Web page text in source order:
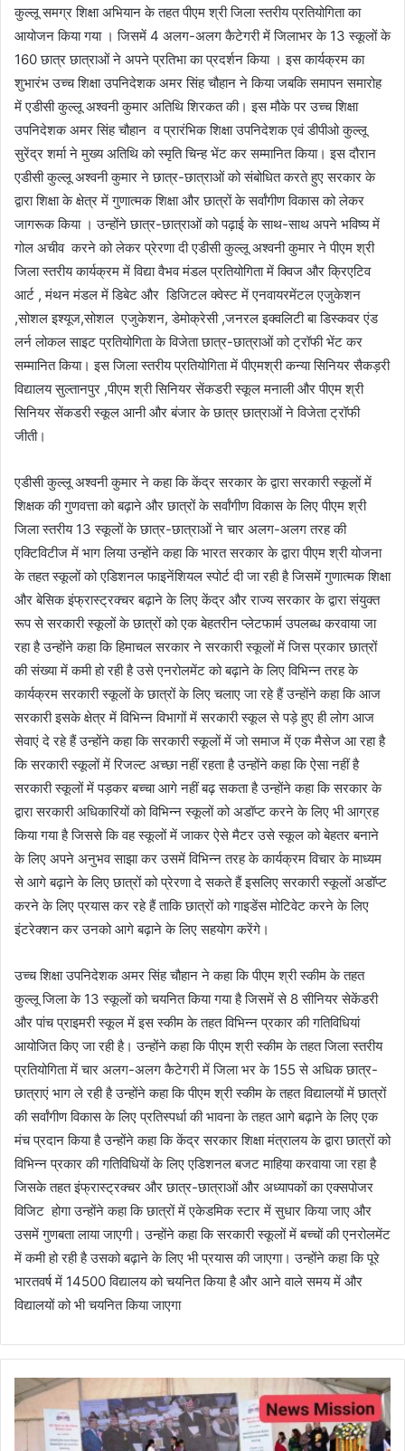
कुल्लू समग्र शिक्षा अभियान के तहत पीएम श्री जिला स्तरीय प्रतियोगिता का
आयोजन किया गया । जिसमें 4 अलग-अलग कैटेगरी में जिलाभर के 13 स्कूलों के
160 छात्र छात्राओं ने अपने प्रतिभा का प्रदर्शन किया । इस कार्यक्रम का
शुभारंभ उच्च शिक्षा उपनिदेशक अमर सिंह चौहान ने किया जबकि समापन समारोह
में एडीसी कुल्लू अश्वनी कुमार अतिथि शिरकत की। इस मौके पर उच्च शिक्षा
उपनिदेशक अमर सिंह चौहान व प्रारंभिक शिक्षा उपनिदेशक एवं डीपीओ कुल्लू
सुरेंद्र शर्मा ने मुख्य अतिथि को स्मृति चिन्ह भेंट कर सम्मानित किया। इस दौरान
एडीसी कुल्लू अश्वनी कुमार ने छात्र-छात्राओं को संबोधित करते हुए सरकार के
द्वारा शिक्षा के क्षेत्र में गुणात्मक शिक्षा और छात्रों के सर्वांगीण विकास को लेकर
जागरूक किया । उन्होंने छात्र-छात्राओं को पढ़ाई के साथ-साथ अपने भविष्य में
गोल अचीव करने को लेकर प्रेरणा दी एडीसी कुल्लू अश्वनी कुमार ने पीएम श्री
जिला स्तरीय कार्यक्रम में विद्या वैभव मंडल प्रतियोगिता में क्विज और क्रिएटिव
आर्ट , मंथन मंडल में डिबेट और डिजिटल क्वेस्ट में एनवायरमेंटल एजुकेशन
,सोशल इश्यूज,सोशल एजुकेशन, डेमोक्रेसी ,जनरल इक्वलिटी बा डिस्कवर एंड
लर्न लोकल साइट प्रतियोगिता के विजेता छात्र-छात्राओं को ट्रॉफी भेंट कर
सम्मानित किया। इस जिला स्तरीय प्रतियोगिता में पीएमश्री कन्या सिनियर सैकड़री
विद्यालय सुल्तानपुर ,पीएम श्री सिनियर सेंकडरी स्कूल मनाली और पीएम श्री
सिनियर सेंकडरी स्कूल आनी और बंजार के छात्र छात्राओं ने विजेता ट्रॉफी
जीती।
एडीसी कुल्लू अश्वनी कुमार ने कहा कि केंद्र सरकार के द्वारा सरकारी स्कूलों में
शिक्षक की गुणवत्ता को बढ़ाने और छात्रों के सर्वांगीण विकास के लिए पीएम श्री
जिला स्तरीय 13 स्कूलों के छात्र-छात्राओं ने चार अलग-अलग तरह की
एक्टिविटीज में भाग लिया उन्होंने कहा कि भारत सरकार के द्वारा पीएम श्री योजना
के तहत स्कूलों को एडिशनल फाइनेंशियल स्पोर्ट दी जा रही है जिसमें गुणात्मक शिक्षा
और बेसिक इंफ्रास्ट्रक्चर बढ़ाने के लिए केंद्र और राज्य सरकार के द्वारा संयुक्त
रूप से सरकारी स्कूलों के छात्रों को एक बेहतरीन प्लेटफार्म उपलब्ध करवाया जा
रहा है उन्होंने कहा कि हिमाचल सरकार ने सरकारी स्कूलों में जिस प्रकार छात्रों
की संख्या में कमी हो रही है उसे एनरोलमेंट को बढ़ाने के लिए विभिन्न तरह के
कार्यक्रम सरकारी स्कूलों के छात्रों के लिए चलाए जा रहे हैं उन्होंने कहा कि आज
सरकारी इसके क्षेत्र में विभिन्न विभागों में सरकारी स्कूल से पड़े हुए ही लोग आज
सेवाएं दे रहे हैं उन्होंने कहा कि सरकारी स्कूलों में जो समाज में एक मैसेज आ रहा है
कि सरकारी स्कूलों में रिजल्ट अच्छा नहीं रहता है उन्होंने कहा कि ऐसा नहीं है
सरकारी स्कूलों में पड़कर बच्चा आगे नहीं बढ़ सकता है उन्होंने कहा कि सरकार के
द्वारा सरकारी अधिकारियों को विभिन्न स्कूलों को अडॉप्ट करने के लिए भी आग्रह
किया गया है जिससे कि वह स्कूलों में जाकर ऐसे मैटर उसे स्कूल को बेहतर बनाने
के लिए अपने अनुभव साझा कर उसमें विभिन्न तरह के कार्यक्रम विचार के माध्यम
से आगे बढ़ाने के लिए छात्रों को प्रेरणा दे सकते हैं इसलिए सरकारी स्कूलों अडॉप्ट
करने के लिए प्रयास कर रहे हैं ताकि छात्रों को गाइडेंस मोटिवेट करने के लिए
इंटरेक्शन कर उनको आगे बढ़ाने के लिए सहयोग करेंगे।
उच्च शिक्षा उपनिदेशक अमर सिंह चौहान ने कहा कि पीएम श्री स्कीम के तहत
कुल्लू जिला के 13 स्कूलों को चयनित किया गया है जिसमें से 8 सीनियर सेकेंडरी
और पांच प्राइमरी स्कूल में इस स्कीम के तहत विभिन्न प्रकार की गतिविधियां
आयोजित किए जा रही है। उन्होंने कहा कि पीएम श्री स्कीम के तहत जिला स्तरीय
प्रतियोगिता में चार अलग-अलग कैटेगरी में जिला भर के 155 से अधिक छात्र-
छात्राएं भाग ले रही है उन्होंने कहा कि पीएम श्री स्कीम के तहत विद्यालयों में छात्रों
की सर्वांगीण विकास के लिए प्रतिस्पर्धा की भावना के तहत आगे बढ़ाने के लिए एक
मंच प्रदान किया है उन्होंने कहा कि केंद्र सरकार शिक्षा मंत्रालय के द्वारा छात्रों को
विभिन्न प्रकार की गतिविधियों के लिए एडिशनल बजट माहिया करवाया जा रहा है
जिसके तहत इंफ्रास्ट्रक्चर और छात्र-छात्राओं और अध्यापकों का एक्सपोजर
विजिट होगा उन्होंने कहा कि छात्रों में एकेडमिक स्टार में सुधार किया जाए और
उसमें गुणबता लाया जाएगी। उन्होंने कहा कि सरकारी स्कूलों में बच्चों की एनरोलमेंट
में कमी हो रही है उसको बढ़ाने के लिए भी प्रयास की जाएगा। उन्होंने कहा कि पूरे
भारतवर्ष में 14500 विद्यालय को चयनित किया है और आने वाले समय में और
विद्यालयों को भी चयनित किया जाएगा